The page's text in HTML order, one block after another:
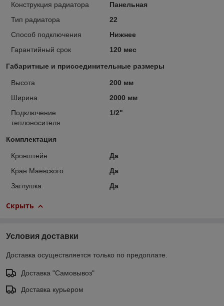
Конструкция радиатора
Панельная
Тип радиатора
22
Способ подключения
Нижнее
Гарантийный срок
120 мес
Габаритные и присоединительные размеры
Высота
200 мм
Ширина
2000 мм
Подключение
теплоносителя
1/2"
Комплектация
Кронштейн
Да
Кран Маевского
Да
Заглушка
Да
Скрыть
Условия доставки
Доставка осуществляется только по предоплате.
Доставка "Самовывоз"
Доставка курьером